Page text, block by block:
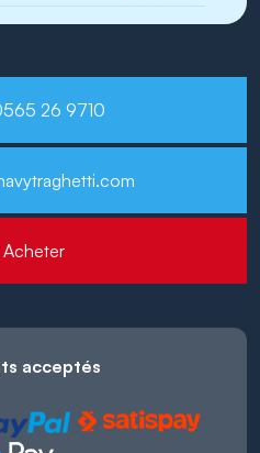
26 9710
Acheter
acceptés